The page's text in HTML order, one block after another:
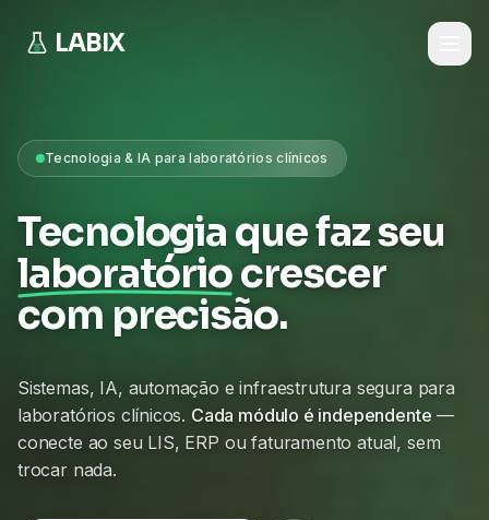
LABIX
Tecnologia & IA para laboratórios clínicos
Tecnologia que faz seu
laboratóriocrescer
com precisão.
Sistemas, IA, automação e infraestrutura segura para
laboratórios clínicos. Cada módulo é independente —
conecte ao seu LIS, ERP ou faturamento atual, sem
trocar nada.